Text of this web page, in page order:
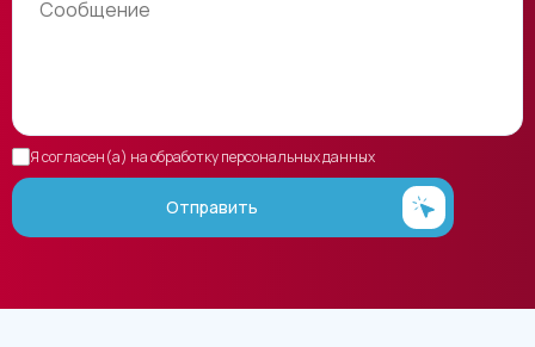
Я согласен(а) на обработку персональных данных
Отправить